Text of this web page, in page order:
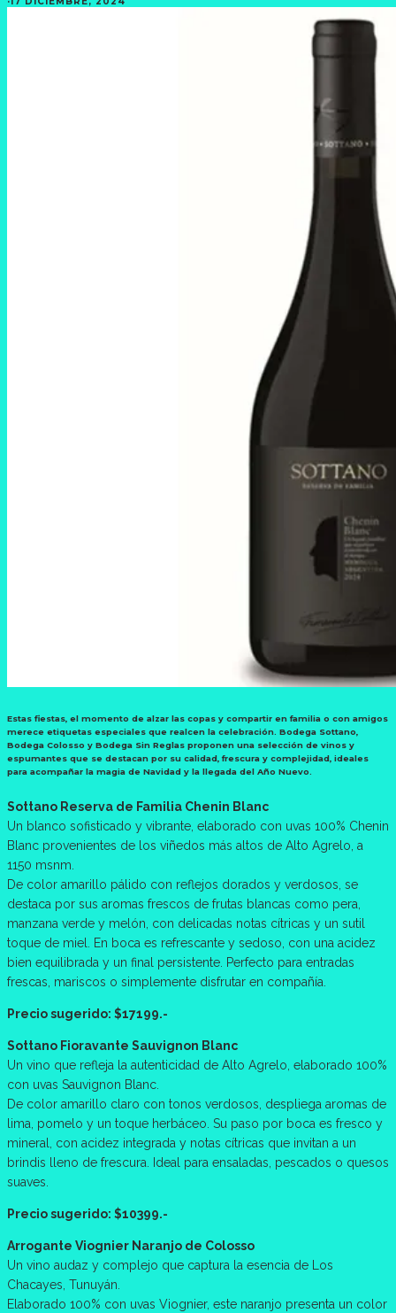
Estas fiestas, el momento de alzar las copas y compartir en familia o con amigos
merece etiquetas especiales que realcen la celebración. Bodega Sottano,
Bodega Colosso y Bodega Sin Reglas proponen una selección de vinos y
espumantes que se destacan por su calidad, frescura y complejidad, ideales
para acompañar la magia de Navidad y la llegada del Año Nuevo.
Sottano Reserva de Familia Chenin Blanc
Un blanco sofisticado y vibrante, elaborado con uvas 100% Chenin
Blanc provenientes de los viñedos más altos de Alto Agrelo, a
1150 msnm.
De color amarillo pálido con reflejos dorados y verdosos, se
destaca por sus aromas frescos de frutas blancas como pera,
manzana verde y melón, con delicadas notas cítricas y un sutil
toque de miel. En boca es refrescante y sedoso, con una acidez
bien equilibrada y un final persistente. Perfecto para entradas
frescas, mariscos o simplemente disfrutar en compañía.
Precio sugerido: $17199.-
Sottano Fioravante Sauvignon Blanc
Un vino que refleja la autenticidad de Alto Agrelo, elaborado 100%
con uvas Sauvignon Blanc.
De color amarillo claro con tonos verdosos, despliega aromas de
lima, pomelo y un toque herbáceo. Su paso por boca es fresco y
mineral, con acidez integrada y notas cítricas que invitan a un
brindis lleno de frescura. Ideal para ensaladas, pescados o quesos
suaves.
Precio sugerido: $10399.-
Arrogante Viognier Naranjo de Colosso
Un vino audaz y complejo que captura la esencia de Los
Chacayes, Tunuyán.
Elaborado 100% con uvas Viognier, este naranjo presenta un color